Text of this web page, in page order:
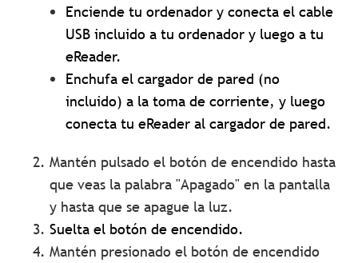
Enciende tu ordenador y conecta el cable
USB incluido a tu ordenador y luego a tu
eReader.
Enchufa el cargador de pared (no
incluido) a la toma de corriente, y luego
conecta tu eReader al cargador de pared.
Mantén pulsado el botón de encendido hasta
que veas la palabra "Apagado" en la pantalla
y hasta que se apague la luz.
Suelta el botón de encendido.
Mantén presionado el botón de encendido